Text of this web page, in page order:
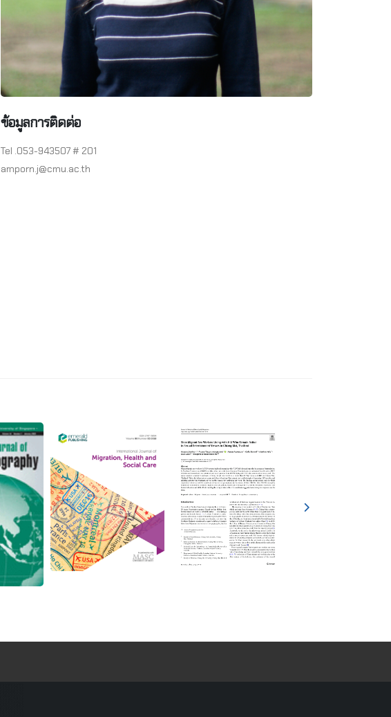
ข้อมูลการติดต่อ
Tel .053-943507 # 201
amporn.j@cmu.ac.th